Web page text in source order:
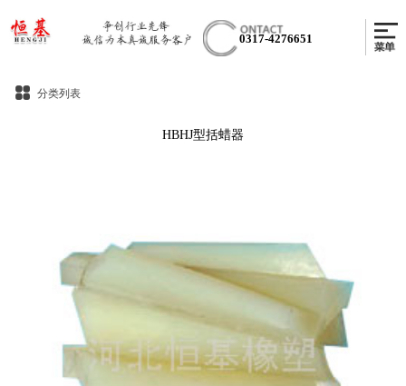
0317-4276651
分类列表
HBHJ型括蜡器